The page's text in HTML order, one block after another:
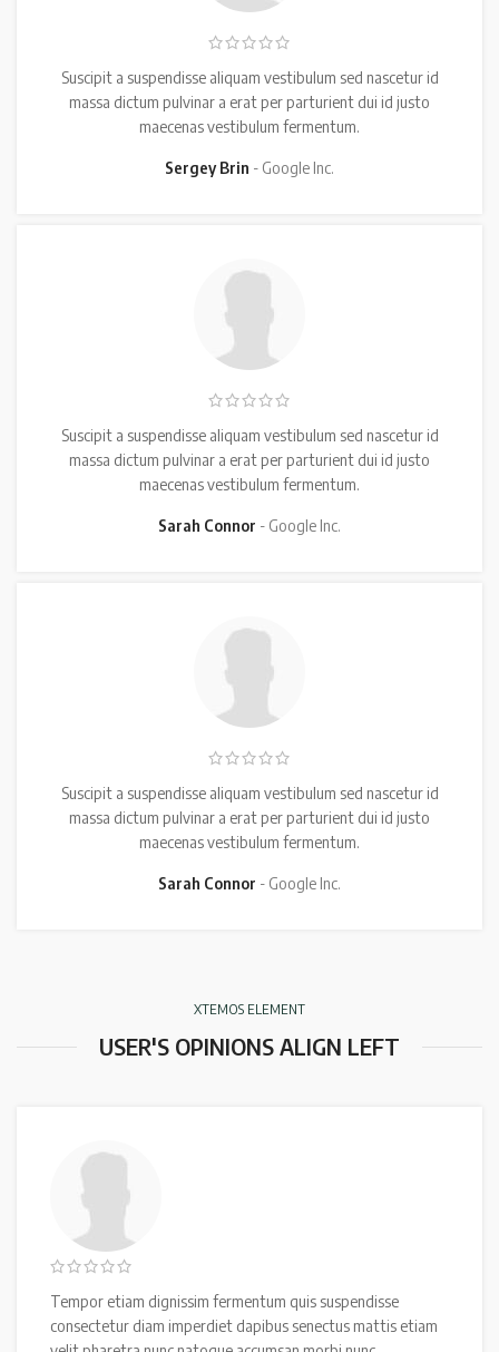
Suscipit a suspendisse aliquam vestibulum sed nascetur id
massa dictum pulvinar a erat per parturient dui id justo
maecenas vestibulum fermentum.
Sergey Brin Google Inc.
Suscipit a suspendisse aliquam vestibulum sed nascetur id
massa dictum pulvinar a erat per parturient dui id justo
maecenas vestibulum fermentum.
Sarah Connor Google Inc.
Suscipit a suspendisse aliquam vestibulum sed nascetur id
massa dictum pulvinar a erat per parturient dui id justo
maecenas vestibulum fermentum.
Sarah Connor Google Inc.
XTEMOS ELEMENT
USER'S OPINIONS ALIGN LEFT
Tempor etiam dignissim fermentum quis suspendisse
consectetur diam imperdiet dapibus senectus mattis etiam